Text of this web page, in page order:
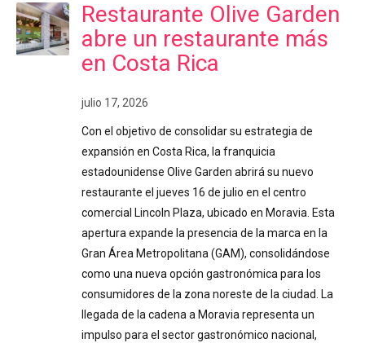
Restaurante Olive Garden
abre un restaurante más
en Costa Rica
julio 17, 2026
Con el objetivo de consolidar su estrategia de
expansión en Costa Rica, la franquicia
estadounidense Olive Garden abrirá su nuevo
restaurante el jueves 16 de julio en el centro
comercial Lincoln Plaza, ubicado en Moravia. Esta
apertura expande la presencia de la marca en la
Gran Área Metropolitana (GAM), consolidándose
como una nueva opción gastronómica para los
consumidores de la zona noreste de la ciudad. La
llegada de la cadena a Moravia representa un
impulso para el sector gastronómico nacional,